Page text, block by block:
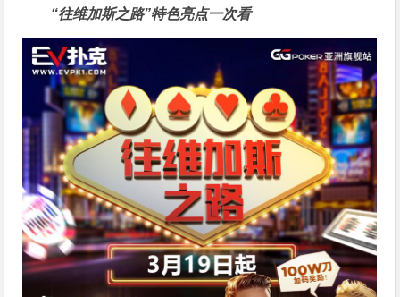
“往维加斯之路”特色亮点一次看